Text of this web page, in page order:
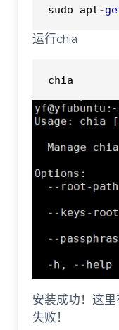
sudo apt-
运行chia
chia
安装成功！这
失败！